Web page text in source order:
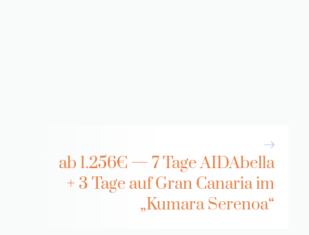
ab 1.256€ — 7 Tage AIDAbella
+ 3 Tage auf Gran Canaria im
„Kumara Serenoa“